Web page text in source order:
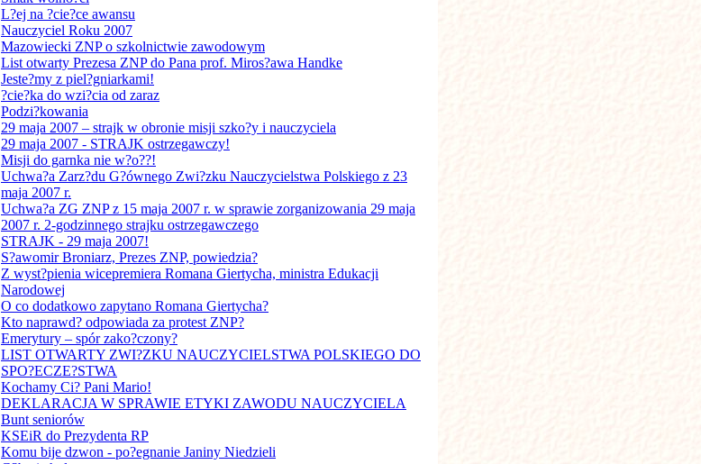
L?ej na ?cie?ce awansu
Nauczyciel Roku 2007
Mazowiecki ZNP o szkolnictwie zawodowym
List otwarty Prezesa ZNP do Pana prof. Miros?awa Handke
Jeste?my z piel?gniarkami!
?cie?ka do wzi?cia od zaraz
Podzi?kowania
29 maja 2007 – strajk w obronie misji szko?y i nauczyciela
29 maja 2007 - STRAJK ostrzegawczy!
Misji do garnka nie w?o??!
Uchwa?a Zarz?du G?ównego Zwi?zku Nauczycielstwa Polskiego z 23
maja 2007 r.
Uchwa?a ZG ZNP z 15 maja 2007 r. w sprawie zorganizowania 29 maja
2007 r. 2-godzinnego strajku ostrzegawczego
STRAJK - 29 maja 2007!
S?awomir Broniarz, Prezes ZNP, powiedzia?
Z wyst?pienia wicepremiera Romana Giertycha, ministra Edukacji
Narodowej
O co dodatkowo zapytano Romana Giertycha?
Kto naprawd? odpowiada za protest ZNP?
Emerytury – spór zako?czony?
LIST OTWARTY ZWI?ZKU NAUCZYCIELSTWA POLSKIEGO DO
SPO?ECZE?STWA
Kochamy Ci? Pani Mario!
DEKLARACJA W SPRAWIE ETYKI ZAWODU NAUCZYCIELA
Bunt seniorów
KSEiR do Prezydenta RP
Komu bije dzwon - po?egnanie Janiny Niedzieli